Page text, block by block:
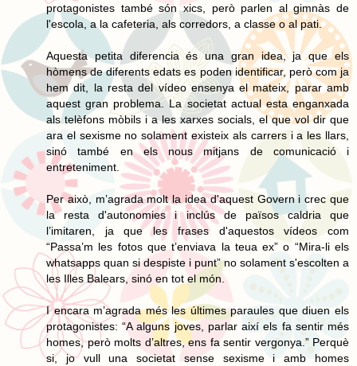
protagonistes també són xics, però parlen al gimnàs de
l'escola, a la cafeteria, als corredors, a classe o al pati.
Aquesta petita diferencia és una gran idea, ja que els
hòmens de diferents edats es poden identificar, però com ja
hem dit, la resta del vídeo ensenya el mateix, parar amb
aquest gran problema. La societat actual esta enganxada
als telèfons mòbils i a les xarxes socials, el que vol dir que
ara el sexisme no solament existeix als carrers i a les llars,
sinó també en els nous mitjans de comunicació i
entreteniment.
Per això, m’agrada molt la idea d'aquest Govern i crec que
la resta d'autonomies i inclús de països caldria que
l’imitaren, ja que les frases d'aquestos vídeos com
“Passa’m les fotos que t’enviava la teua ex” o “Mira-li els
whatsapps quan si despiste i punt” no solament s'escolten a
les Illes Balears, sinó en tot el món.
I encara m’agrada més les últimes paraules que diuen els
protagonistes: “A alguns joves, parlar així els fa sentir més
homes, però molts d’altres, ens fa sentir vergonya.” Perquè
si, jo vull una societat sense sexisme i amb homes